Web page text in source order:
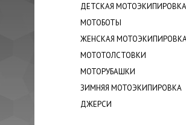
ДЕТСКАЯ МОТОЭКИПИРОВКА
МОТОБОТЫ
ЖЕНСКАЯ
МОТОТОЛСТОВКИ
МОТОРУБАШКИ
ЗИМНЯЯ МОТОЭКИПИРОВКА
ДЖЕРСИ